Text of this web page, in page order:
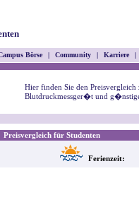
Börse | Community | Karriere |
Hier finden Sie den Preisvergleich
Blutdruckmessger�t und
Preisvergleich für Studenten
Ferienzeit: